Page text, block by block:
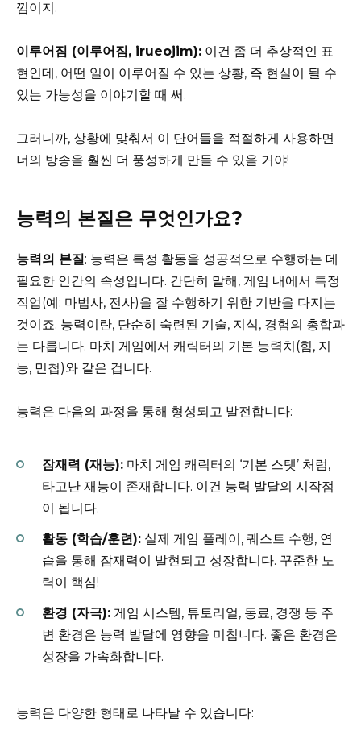
낌이지.
이루어짐 (이루어짐, irueojim): 이건 좀 더 추상적인 표
현인데, 어떤 일이 이루어질 수 있는 상황, 즉 현실이 될 수
있는 가능성을 이야기할 때 써.
그러니까, 상황에 맞춰서 이 단어들을 적절하게 사용하면
너의 방송을 훨씬 더 풍성하게 만들 수 있을 거야!
능력의 본질은 무엇인가요?
능력의 본질: 능력은 특정 활동을 성공적으로 수행하는 데
필요한 인간의 속성입니다. 간단히 말해, 게임 내에서 특정
직업(예: 마법사, 전사)을 잘 수행하기 위한 기반을 다지는
것이죠. 능력이란, 단순히 숙련된 기술, 지식, 경험의 총합과
는 다릅니다. 마치 게임에서 캐릭터의 기본 능력치(힘, 지
능, 민첩)와 같은 겁니다.
능력은 다음의 과정을 통해 형성되고 발전합니다:
잠재력 (재능): 마치 게임 캐릭터의 ‘기본 스탯’ 처럼,
타고난 재능이 존재합니다. 이건 능력 발달의 시작점
이 됩니다.
활동 (학습/훈련): 실제 게임 플레이, 퀘스트 수행, 연
습을 통해 잠재력이 발현되고 성장합니다. 꾸준한 노
력이 핵심!
환경 (자극): 게임 시스템, 튜토리얼, 동료, 경쟁 등 주
변 환경은 능력 발달에 영향을 미칩니다. 좋은 환경은
성장을 가속화합니다.
능력은 다양한 형태로 나타날 수 있습니다: